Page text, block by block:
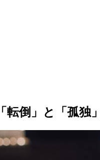
転倒」と「孤独